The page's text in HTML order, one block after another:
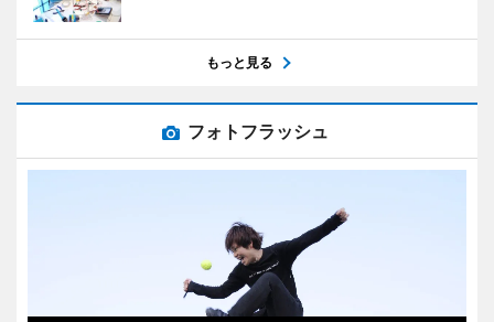
もっと見る
フォトフラッシュ